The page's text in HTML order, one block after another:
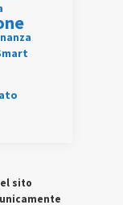
sito